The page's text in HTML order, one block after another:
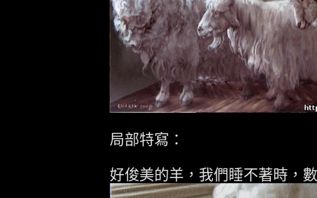
局部特寫：
好俊美的羊，我們睡不著時，